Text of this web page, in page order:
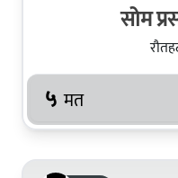
सोम
५ मत